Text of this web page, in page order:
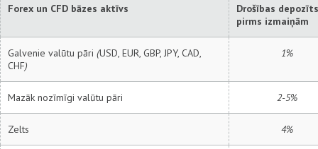
Forex un CFD bāzes aktīvs
Drošības depozīts
pirms izmaiņām
Galvenie valūtu pāri (USD, EUR, GBP, JPY, CAD,
CHF)
1%
Mazāk nozīmīgi valūtu pāri 2-5%
Zelts 4%